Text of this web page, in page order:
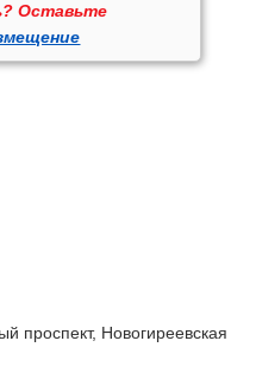
Оставьте
проспект, Новогиреевская